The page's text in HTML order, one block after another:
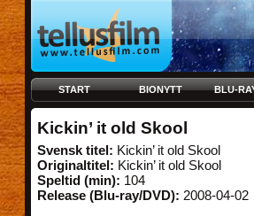
START BIONYTT BLU-
Kickin’ it old Skool
Svensk titel: Kickin’ it old Skool
Originaltitel: Kickin’ it old Skool
Speltid (min): 104
Release (Blu-ray/DVD): 2008-04-02